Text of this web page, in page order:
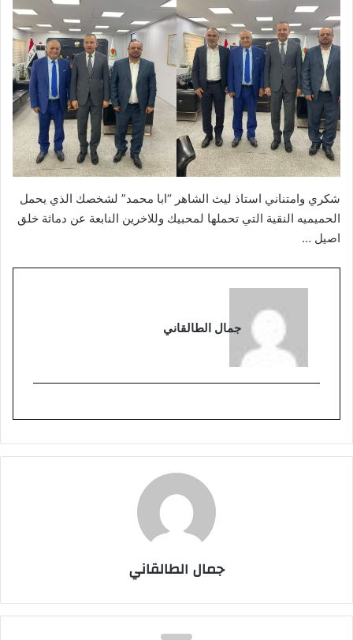
شكري وامتناني استاذ ليث الشاهر “ابا محمد” لشخصك الذي يحمل
الحميميه النقية التي تحملها لمحبيك وللاخرين النابعة عن دماثة خلق
اصيل …
جمال الطالقاني
جمال الطالقاني